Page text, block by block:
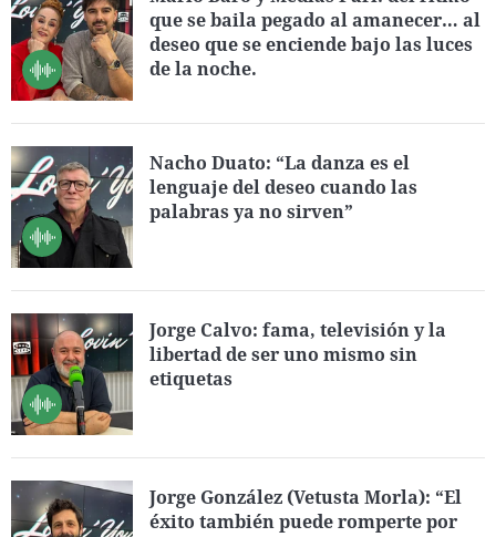
que se baila pegado al amanecer… al
deseo que se enciende bajo las luces
de la noche.
Nacho Duato: “La danza es el
lenguaje del deseo cuando las
palabras ya no sirven”
Jorge Calvo: fama, televisión y la
libertad de ser uno mismo sin
etiquetas
Jorge González (Vetusta Morla): “El
éxito también puede romperte por